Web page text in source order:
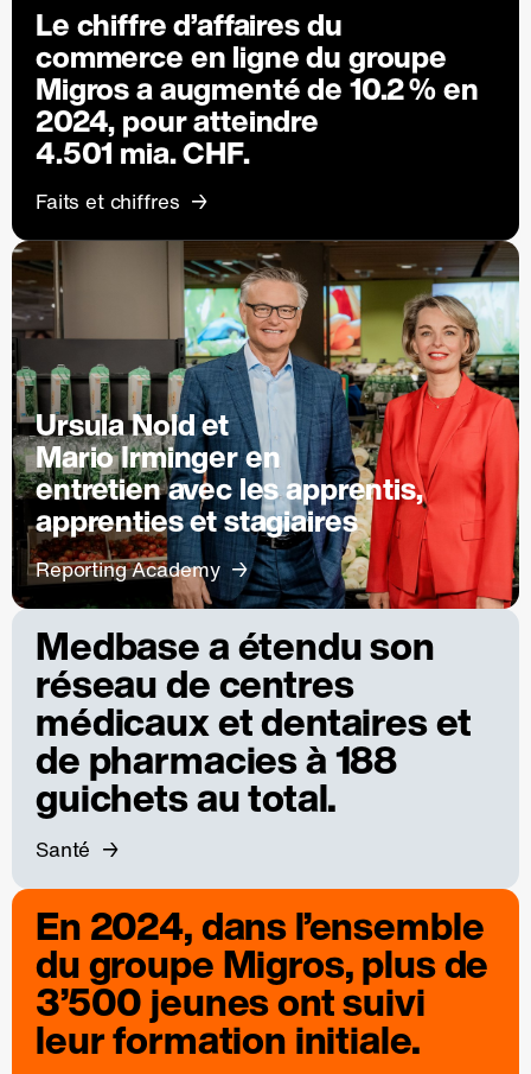
Le chiffre d’affaires du
commerce en ligne du groupe
Migros a augmenté de10.2 %en
2024, pour atteindre
4.501 mia. CHF.
Faits et chiffres
Ursula Nold et
Mario Irminger en
entretien avec les apprentis,
apprenties et stagiaires
Reporting Academy
Medbase a étendu son
réseau de centres
médicaux et dentaires et
de pharmacies à 188
guichets au total.
Santé
En 2024, dans l’ensemble
du groupe Migros, plus de
3’500 jeunes ont suivi
leur formation initiale.